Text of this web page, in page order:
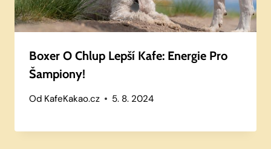
Boxer O Chlup Lepší Kafe: Energie Pro
Šampiony!
Od KafeKakao.cz 5. 8. 2024